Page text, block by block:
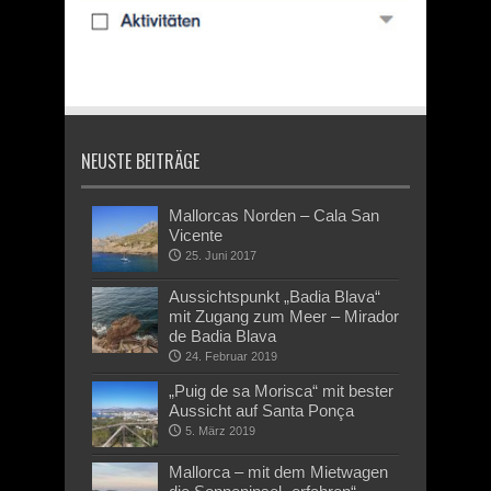
NEUSTE BEITRÄGE
Mallorcas Norden – Cala San
Vicente
25. Juni 2017
Aussichtspunkt „Badia Blava“
mit Zugang zum Meer – Mirador
de Badia Blava
24. Februar 2019
„Puig de sa Morisca“ mit bester
Aussicht auf Santa Ponça
5. März 2019
Mallorca – mit dem Mietwagen